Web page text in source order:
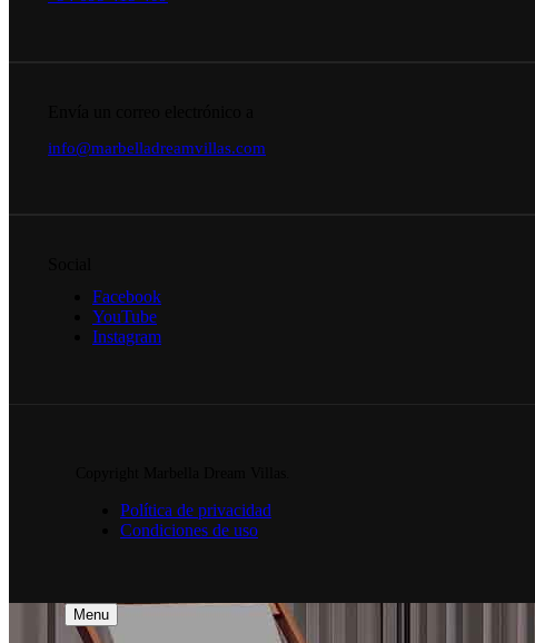
info@marbelladreamvillas.com
Facebook
YouTube
Instagram
Política de privacidad
Condiciones de uso
Menu